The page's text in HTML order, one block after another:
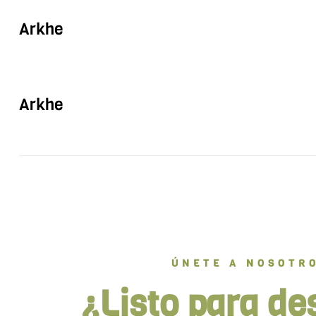
Arkhe
Arkhe
ÚNETE A
¿Listo para